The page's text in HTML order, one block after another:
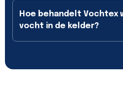
Hoe behandelt Vochtex
vocht in de kelder?